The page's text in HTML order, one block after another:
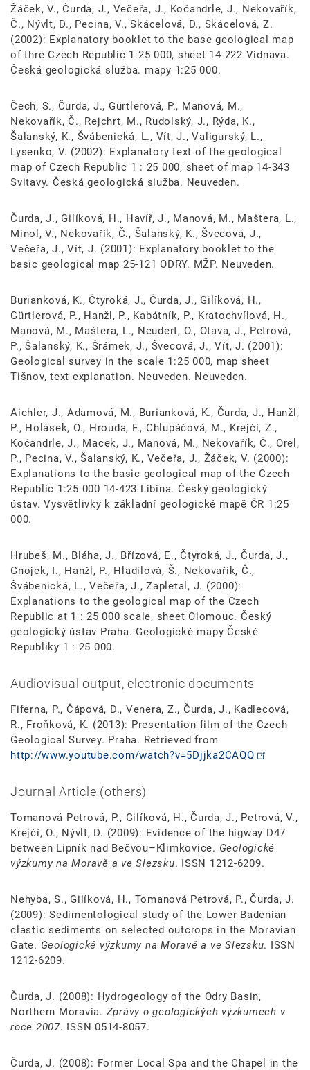
Žáček, V., Čurda, J., Večeřa, J., Kočandrle, J., Nekovařík,
Č., Nývlt, D., Pecina, V., Skácelová, D., Skácelová, Z.
(2002): Explanatory booklet to the base geological map
of thre Czech Republic 1:25 000, sheet 14-222 Vidnava.
Česká geologická služba. mapy 1:25 000.
Čech, S., Čurda, J., Gürtlerová, P., Manová, M.,
Nekovařík, Č., Rejchrt, M., Rudolský, J., Rýda, K.,
Šalanský, K., Švábenická, L., Vít, J., Valigurský, L.,
Lysenko, V. (2002): Explanatory text of the geological
map of Czech Republic 1 : 25 000, sheet of map 14-343
Svitavy. Česká geologická služba. Neuveden.
Čurda, J., Gilíková, H., Havíř, J., Manová, M., Maštera, L.,
Minol, V., Nekovařík, Č., Šalanský, K., Švecová, J.,
Večeřa, J., Vít, J. (2001): Explanatory booklet to the
basic geological map 25-121 ODRY. MŽP. Neuveden.
Burianková, K., Čtyroká, J., Čurda, J., Gilíková, H.,
Gürtlerová, P., Hanžl, P., Kabátník, P., Kratochvílová, H.,
Manová, M., Maštera, L., Neudert, O., Otava, J., Petrová,
P., Šalanský, K., Šrámek, J., Švecová, J., Vít, J. (2001):
Geological survey in the scale 1:25 000, map sheet
Tišnov, text explanation. Neuveden. Neuveden.
Aichler, J., Adamová, M., Burianková, K., Čurda, J., Hanžl,
P., Holásek, O., Hrouda, F., Chlupáčová, M., Krejčí, Z.,
Kočandrle, J., Macek, J., Manová, M., Nekovařík, Č., Orel,
P., Pecina, V., Šalanský, K., Večeřa, J., Žáček, V. (2000):
Explanations to the basic geological map of the Czech
Republic 1:25 000 14-423 Libina. Český geologický
ústav. Vysvětlivky k základní geologické mapě ČR 1:25
000.
Hrubeš, M., Bláha, J., Břízová, E., Čtyroká, J., Čurda, J.,
Gnojek, I., Hanžl, P., Hladilová, Š., Nekovařík, Č.,
Švábenická, L., Večeřa, J., Zapletal, J. (2000):
Explanations to the geological map of the Czech
Republic at 1 : 25 000 scale, sheet Olomouc. Český
geologický ústav Praha. Geologické mapy České
Republiky 1 : 25 000.
Audiovisual output, electronic documents
Fiferna, P., Čápová, D., Venera, Z., Čurda, J., Kadlecová,
R., Froňková, K. (2013): Presentation film of the Czech
Geological Survey. Praha. Retrieved from
http://www.youtube.com/watch?v=5Djjka2CAQQ
Journal Article (others)
Tomanová Petrová, P., Gilíková, H., Čurda, J., Petrová, V.,
Krejčí, O., Nývlt, D. (2009): Evidence of the higway D47
between Lipník nad Bečvou–Klimkovice. Geologické
výzkumy na Moravě a ve Slezsku. ISSN 1212-6209.
Nehyba, S., Gilíková, H., Tomanová Petrová, P., Čurda, J.
(2009): Sedimentological study of the Lower Badenian
clastic sediments on selected outcrops in the Moravian
Gate. Geologické výzkumy na Moravě a ve Slezsku. ISSN
1212-6209.
Čurda, J. (2008): Hydrogeology of the Odry Basin,
Northern Moravia. Zprávy o geologických výzkumech v
roce 2007. ISSN 0514-8057.
Čurda, J. (2008): Former Local Spa and the Chapel in the